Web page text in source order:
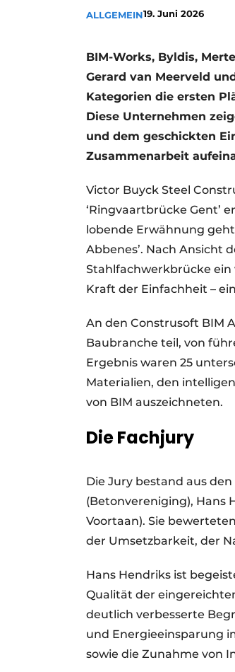
Ein Stellenangebot
ALLGEMEIN19. Juni 2026
BIM-Works, Byldis,
Gerard van Meerveld
Kategorien die ersten
Diese Unternehmen
und dem geschickten
Zusammenarbeit
Victor Buyck Steel
‘Ringvaartbrücke Gent’
lobende Erwähnung
Abbenes’. Nach Ansicht
Stahlfachwerkbrücke
Kraft der Einfachheit –
An den Construsoft BIM
Baubranche teil, von
Ergebnis waren 25
Materialien, den
von BIM auszeichneten.
Die Fachjury
Die Jury bestand aus
(Betonvereniging), Hans
Voortaan). Sie
der Umsetzbarkeit, der
Hans Hendriks ist
Qualität der
deutlich verbesserte
und Energieeinsparung
sowie die Zunahme von